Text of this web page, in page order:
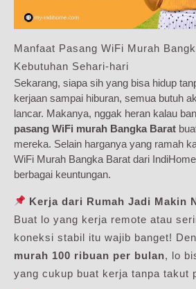
Manfaat Pasang WiFi Murah
Kebutuhan Sehari-hari
Sekarang, siapa sih yang bisa hidup
kerjaan sampai hiburan, semua butuh
lancar. Makanya, nggak heran kalau
pasang WiFi murah Bangka Barat
mereka. Selain harganya yang ramah
WiFi Murah Bangka Barat dari
berbagai keuntungan.
Kerja dari Rumah Jadi Makin
Buat lo yang kerja remote atau
koneksi stabil itu wajib banget!
murah 100 ribuan per bulan, lo
yang cukup buat kerja tanpa takut